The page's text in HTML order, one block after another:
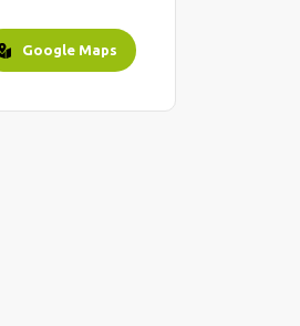
Google Maps